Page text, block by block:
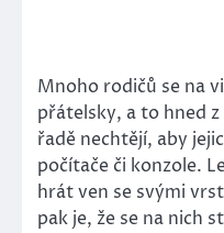
Mnoho rodičů se na
přátelsky, a to hned
řadě nechtějí, aby
počítače či konzole.
hrát ven se svými
pak je, že se na nich